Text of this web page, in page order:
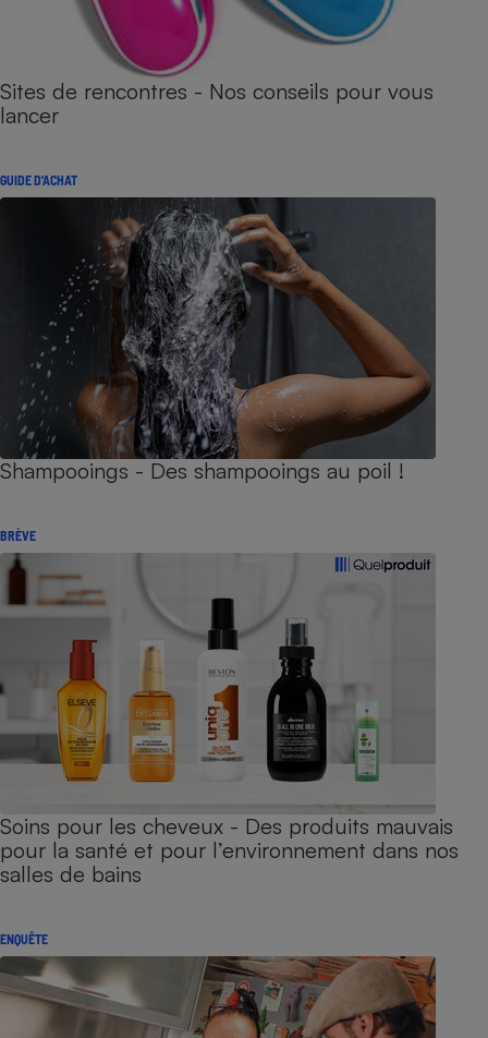
Sites de rencontres - Nos conseils pour vous
lancer
GUIDE D'ACHAT
Shampooings - Des shampooings au poil !
BRÈVE
Soins pour les cheveux - Des produits mauvais
pour la santé et pour l’environnement dans nos
salles de bains
ENQUÊTE